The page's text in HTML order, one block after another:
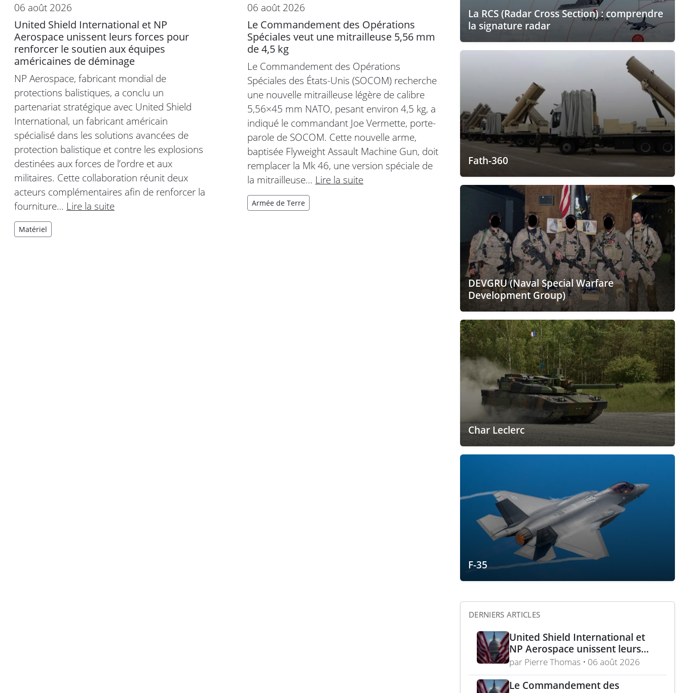
06 août 2026
United Shield International et NP
Aerospace unissent leurs forces pour
renforcer le soutien aux équipes
américaines de déminage
NP Aerospace, fabricant mondial de
protections balistiques, a conclu un
partenariat stratégique avec United Shield
International, un fabricant américain
spécialisé dans les solutions avancées de
protection balistique et contre les explosions
destinées aux forces de l’ordre et aux
militaires. Cette collaboration réunit deux
acteurs complémentaires afin de renforcer la
fourniture… Lire la suite
Matériel
06 août 2026
Le Commandement des Opérations
Spéciales veut une mitrailleuse 5,56 mm
de 4,5 kg
Le Commandement des Opérations
Spéciales des États-Unis (SOCOM) recherche
une nouvelle mitrailleuse légère de calibre
5,56×45 mm NATO, pesant environ 4,5 kg, a
indiqué le commandant Joe Vermette, porte-
parole de SOCOM. Cette nouvelle arme,
baptisée Flyweight Assault Machine Gun, doit
remplacer la Mk 46, une version spéciale de
la mitrailleuse… Lire la suite
Armée de Terre
La RCS (Radar Cross Section) : comprendre
la signature radar
Fath-360
DEVGRU (Naval Special Warfare
Development Group)
Char Leclerc
F-35
DERNIERS ARTICLES
United Shield International et
NP Aerospace unissent leurs
forces pour renforcer le soutien
aux équipes américaines de
déminage
par Pierre Thomas • 06 août 2026
Le Commandement des